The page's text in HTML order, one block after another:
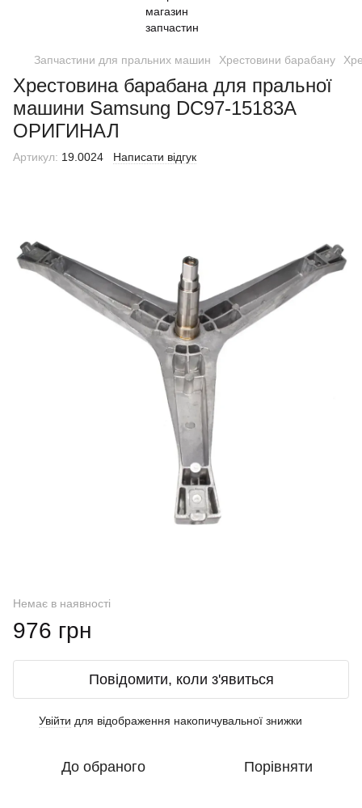
Запчастини для пральних машин Хрестовини барабану
Хрестовина барабана для пральної
машини Samsung DC97-15183A
ОРИГИНАЛ
Артикул: 19.0024 Написати відгук
Немає в наявності
976 грн
Повідомити, коли з'явиться
Увійти для відображення накопичувальної знижки
До обраного Порівняти